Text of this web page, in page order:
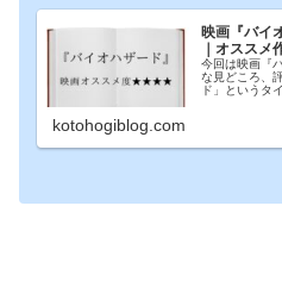
映画『バイ
｜オススメ
今回は映画『
な見どころ、
ド」というタ
が高いです。
kotohogiblog.com